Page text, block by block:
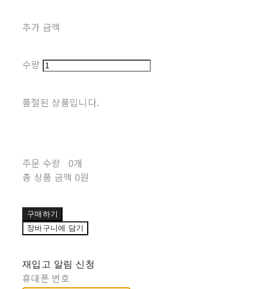
추가 금액
수량
품절된 상품입니다.
주문 수량
0개
총 상품 금액 0원
구매하기
장바구니에 담기
재입고 알림 신청
휴대폰 번호